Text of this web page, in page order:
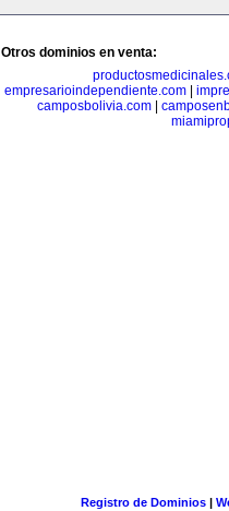
Otros dominios en venta:
empresarioindependiente.com
camposbolivia.com|
Registro de Dominios|